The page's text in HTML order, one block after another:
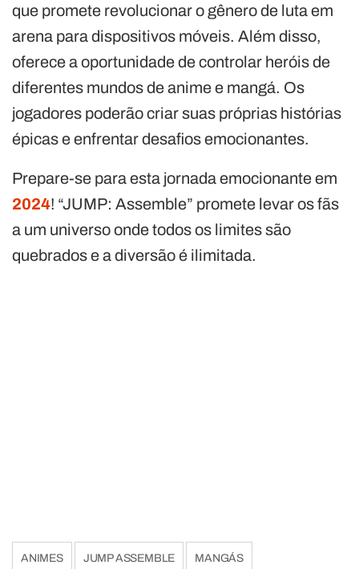
que promete revolucionar o gênero de luta em
arena para dispositivos móveis. Além disso,
oferece a oportunidade de controlar heróis de
diferentes mundos de anime e mangá. Os
jogadores poderão criar suas próprias histórias
épicas e enfrentar desafios emocionantes.
Prepare-se para esta jornada emocionante em
2024! “JUMP: Assemble” promete levar os fãs
a um universo onde todos os limites são
quebrados e a diversão é ilimitada.
ANIMES JUMP ASSEMBLE MANGÁS